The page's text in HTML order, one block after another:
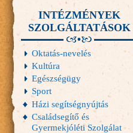
INTÉZMÉNYEK
SZOLGÁLTATÁSOK
Oktatás-nevelés
Kultúra
Egészségügy
Sport
Házi segítségnyújtás
Családsegítő és
Gyermekjóléti Szolgálat